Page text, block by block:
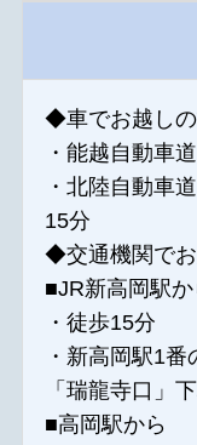
◆車でお越し
・能越自動車
・北陸自動車
15分
◆交通機関で
■JR新高岡駅か
・徒歩15分
・新高岡駅1
「瑞龍寺口」
■高岡駅から